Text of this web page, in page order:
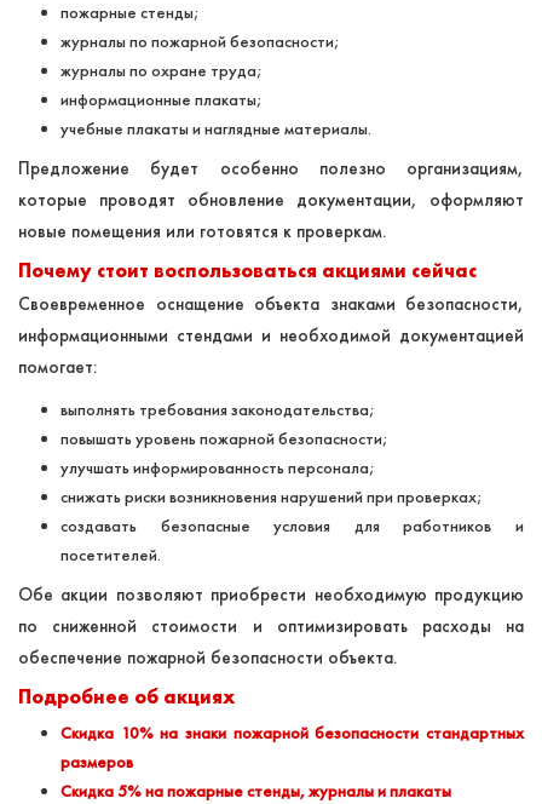
пожарные стенды;
журналы по пожарной безопасности;
журналы по охране труда;
информационные плакаты;
учебные плакаты и наглядные материалы.
Предложение будет особенно полезно организациям,
которые проводят обновление документации, оформляют
новые помещения или готовятся к проверкам.
Почему стоит воспользоваться акциями сейчас
Своевременное оснащение объекта знаками безопасности,
информационными стендами и необходимой документацией
помогает:
выполнять требования законодательства;
повышать уровень пожарной безопасности;
улучшать информированность персонала;
снижать риски возникновения нарушений при проверках;
создавать безопасные условия для работников и
посетителей.
Обе акции позволяют приобрести необходимую продукцию
по сниженной стоимости и оптимизировать расходы на
обеспечение пожарной безопасности объекта.
Подробнее об акциях
Скидка 10% на знаки пожарной безопасности стандартных
размеров
Скидка 5% на пожарные стенды, журналы и плакаты